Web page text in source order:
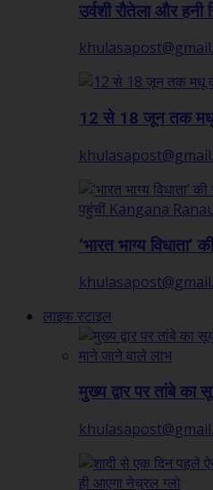
उर्वशी रौतेला और
12 से 18 जून तक मधू
‘भारत भाग्य
लाइफ स्टाइल
मुख्य द्वार पर तांबे का